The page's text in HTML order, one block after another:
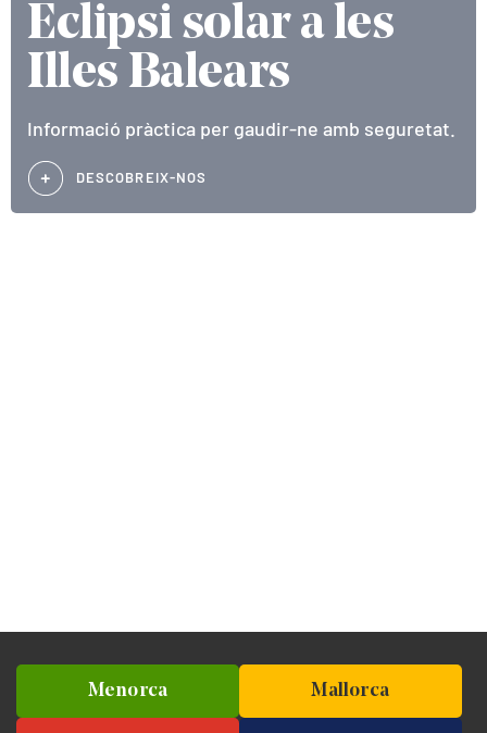
Eclipsi solar a les
Illes Balears
Informació pràctica per gaudir-ne amb seguretat.
DESCOBREIX-NOS
Menorca Mallorca